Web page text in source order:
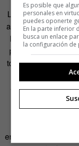
La receta cubana
a la cubana: el
hacer el arroz de
plato combinados
tomate, huevo frito
completo y
alevosía, como es
de pesada
¿Qué queda en
castrismo? Casi
eran casinos y
Es posible que
personales en
puedes oponerte
En la parte inferior
busca un enlace
la configuración de